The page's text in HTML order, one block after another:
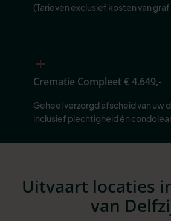
(Tarieven exclusief kosten van graf
Crematie Compleet€ 4.649,-
Geheel verzorgd afscheid van uw
inclusief plechtigheid én
Uitvaart locaties
van